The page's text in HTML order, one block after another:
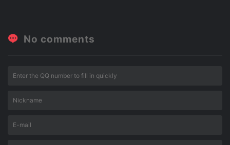
No comments